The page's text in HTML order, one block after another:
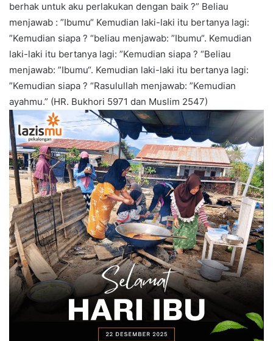
berhak untuk aku perlakukan dengan baik ?” Beliau
menjawab : ”Ibumu“ Kemudian laki-laki itu bertanya lagi:
”Kemudian siapa ? “beliau menjawab: ”Ibumu“. Kemudian
laki-laki itu bertanya lagi: ”Kemudian siapa ? “Beliau
menjawab: ”Ibumu“. Kemudian laki-laki itu bertanya lagi:
”Kemudian siapa ? “Rasulullah menjawab: ”Kemudian
ayahmu.” (HR. Bukhori 5971 dan Muslim 2547)